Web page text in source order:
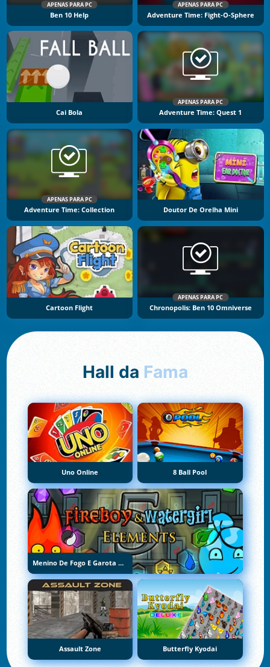
APENAS PARA PC
Ben 10 Help
APENAS PARA PC
Adventure Time: Fight-O-Sphere
Cai Bola
APENAS PARA PC
Adventure Time: Quest 1
APENAS PARA PC
Adventure Time: Collection Doutor De Orelha Mini
Cartoon Flight
APENAS PARA PC
Chronopolis: Ben 10 Omniverse
Hall da Fama
Uno Online 8 Ball Pool
Menino De Fogo E Garota De Água 5: Elementos
Assault Zone Butterfly Kyodai